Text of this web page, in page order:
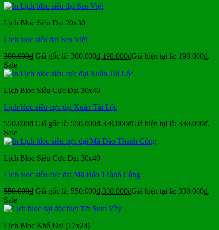
Lịch Bloc Siêu Đại 20x30
Lịch bloc siêu đại Sen Việt
300.000₫ Giá gốc là: 300.000₫.190.000₫Giá hiện tại là: 190.000₫.
Sale
Lịch Bloc Siêu Cực Đại 30x40
Lịch bloc siêu cực đại Xuân Tài Lộc
550.000₫ Giá gốc là: 550.000₫.330.000₫Giá hiện tại là: 330.000₫.
Sale
Lịch Bloc Siêu Cực Đại 30x40
Lịch bloc siêu cực đại Mã Đáo Thành Công
550.000₫ Giá gốc là: 550.000₫.330.000₫Giá hiện tại là: 330.000₫.
Sale
Lịch Bloc Khổ Đại (17x24)